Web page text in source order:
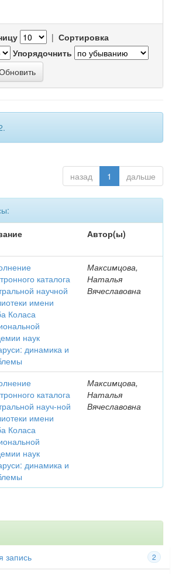
| Сортировка
Упорядочнить
назад 1 дальше
Автор(ы)
каталога
научной
имени
Коласа
наук
динамика и
Максимцова,
Наталья
Вячеславовна
каталога
науч-ной
имени
Коласа
наук
динамика и
Максимцова,
Наталья
Вячеславовна
2
запись